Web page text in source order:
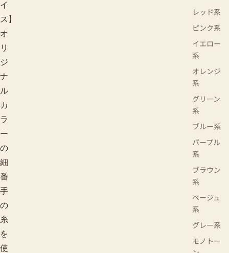
レッド系
ピンク系
イエロー
系
オレンジ
系
グリーン
系
ブルー系
パープル
系
ブラウン
系
ベージュ
系
グレー系
モノトー
イ
ス】
オ
リ
ジ
ナ
ル
カ
ラ
ー
の
細
番
手
の
糸
を
使